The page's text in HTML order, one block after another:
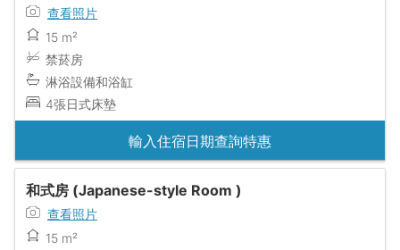
查看照片
15 m²
禁菸房
淋浴設備和浴缸
4張日式床墊
輸入住宿日期查詢特惠
和式房 (Japanese-style Room )
查看照片
15 m²